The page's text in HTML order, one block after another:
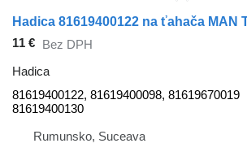
Hadica 81619400122 na ťahača MAN
11 € Bez DPH
Hadica
81619400122, 81619400098, 81619670019
81619400130
Rumunsko, Suceava